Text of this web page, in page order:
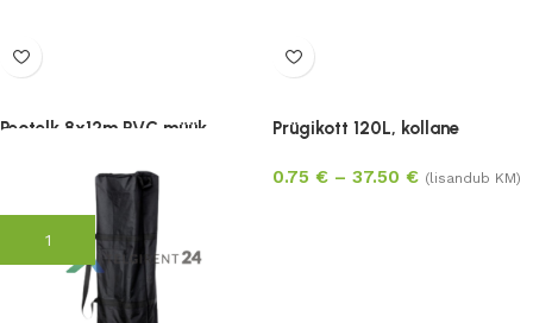
Peotelk 8x12m PVC müük
2,895.00
Lisa korvi
Prügikott 120L, kollane
0.75 € – 37.50 € (lisandub KM)